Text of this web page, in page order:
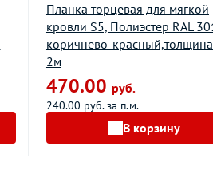
Планка торцевая для мягкой
кровли S5, Полиэстер RAL
коричнево-
2м
470.00 руб.
240.00 руб. за п.м.
В корзину